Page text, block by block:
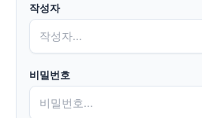
작성자
비밀번호